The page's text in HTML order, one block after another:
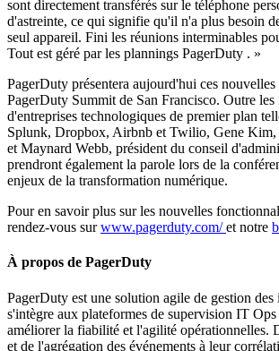
sont directement transférés sur le téléphone
d'astreinte, ce qui signifie qu'il n'a plus besoin
seul appareil. Fini les réunions interminables
Tout est géré par les plannings PagerDuty . »
PagerDuty présentera aujourd'hui ces
PagerDuty Summit de San Francisco. Outre les
d'entreprises technologiques de premier plan
Splunk, Dropbox, Airbnb et Twilio, Gene Kim,
et Maynard Webb, président du conseil
prendront également la parole lors de la
enjeux de la transformation numérique.
Pour en savoir plus sur les nouvelles
rendez-vous surwww.pagerduty.com/et notre
À propos de PagerDuty
PagerDuty est une solution agile de gestion des
s'intègre aux plateformes de supervision IT
améliorer la fiabilité et l'agilité opérationnelles.
et de l'agrégation des événements à leur